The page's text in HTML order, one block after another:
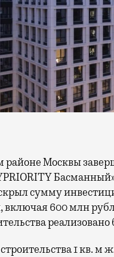
сумму
включая 600 млн
реализовано
1 кв. м